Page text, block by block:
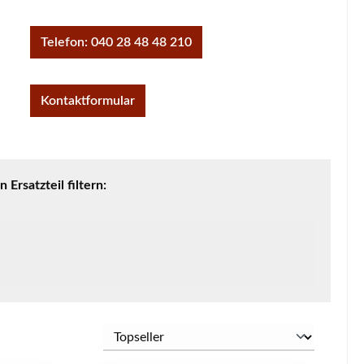
Telefon: 040 28 48 48 210
Kontaktformular
Ersatzteil filtern: